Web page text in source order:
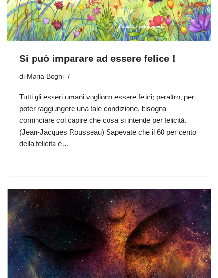
Si può imparare ad essere felice !
di Maria Boghi
Tutti gli esseri umani vogliono essere felici; peraltro, per
poter raggiungere una tale condizione, bisogna
cominciare col capire che cosa si intende per felicità.
(Jean-Jacques Rousseau) Sapevate che il 60 per cento
della felicità è…